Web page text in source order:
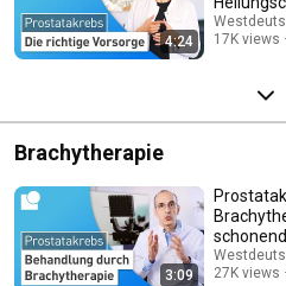
4:24
richtige
17K views
Brachytherapie
3:09
27K views